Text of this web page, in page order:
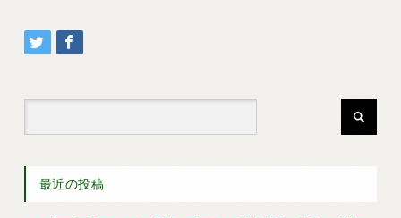
最近の投稿